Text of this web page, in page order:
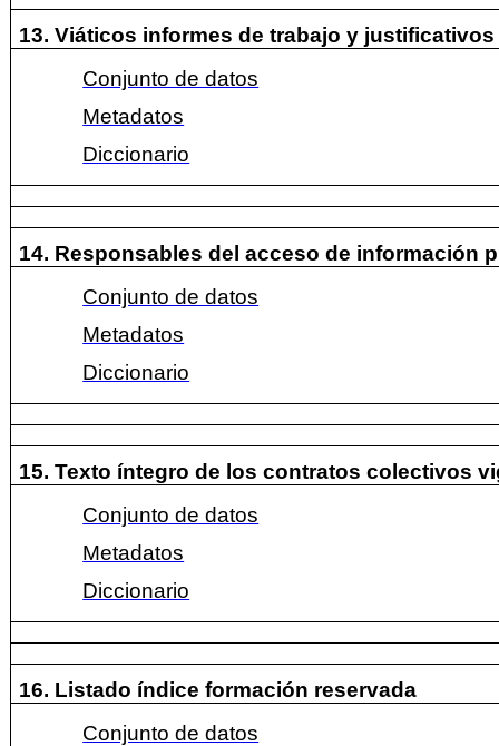
13. Viáticos informes de trabajo y
Conjunto de datos
Metadatos
Diccionario
14. Responsables del acceso de información
Conjunto de datos
Metadatos
Diccionario
15. Texto íntegro de los contratos colectivos
Conjunto de datos
Metadatos
Diccionario
16. Listado índice formación reservada
Conjunto de datos